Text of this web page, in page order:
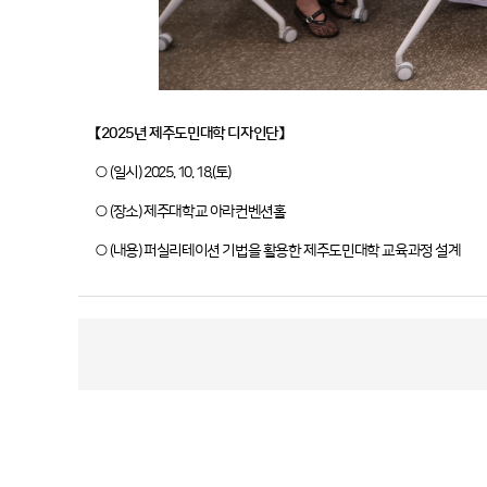
【2025년 제주도민대학 디자인단​】
○ (일시) 2025. 10. 18.(토)
○ (장소) 제주대학교 아라컨벤션홀
○ (내용) 퍼실리테이션 기법을 활용한 제주도민대학 교육과정 설계